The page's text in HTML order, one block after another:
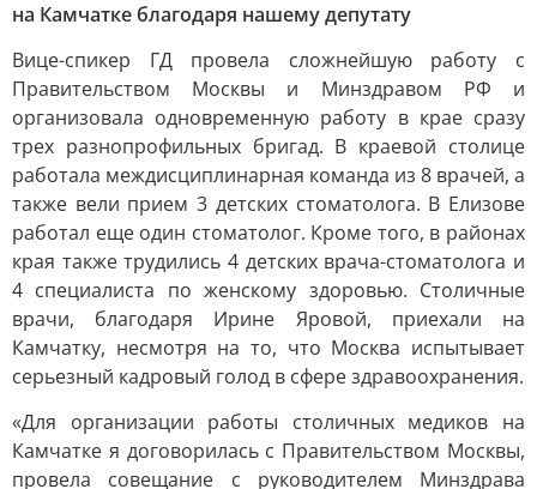
на Камчатке благодаря нашему депутату
Вице-спикер ГД провела сложнейшую работу с
Правительством Москвы и Минздравом РФ и
организовала одновременную работу в крае сразу
трех разнопрофильных бригад. В краевой столице
работала междисциплинарная команда из 8 врачей, а
также вели прием 3 детских стоматолога. В Елизове
работал еще один стоматолог. Кроме того, в районах
края также трудились 4 детских врача-стоматолога и
4 специалиста по женскому здоровью. Столичные
врачи, благодаря Ирине Яровой, приехали на
Камчатку, несмотря на то, что Москва испытывает
серьезный кадровый голод в сфере здравоохранения.
«Для организации работы столичных медиков на
Камчатке я договорилась с Правительством Москвы,
провела совещание с руководителем Минздрава